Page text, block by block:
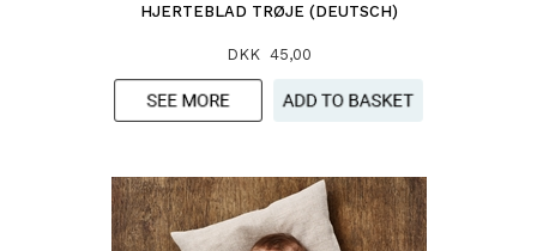
HJERTEBLAD TRØJE (DEUTSCH)
DKK 45,00